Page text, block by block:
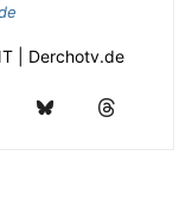
| Derchotv.de